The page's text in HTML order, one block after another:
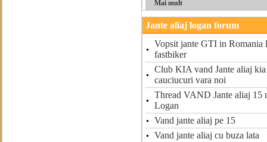
Mai mult
Jante aliaj logan forum
Vopsit jante GTI in Romania
fastbiker
Club KIA vand Jante aliaj
cauciucuri vara noi
Thread VAND Jante aliaj 15
Logan
Vand jante aliaj pe 15
Vand jante aliaj cu buza lata